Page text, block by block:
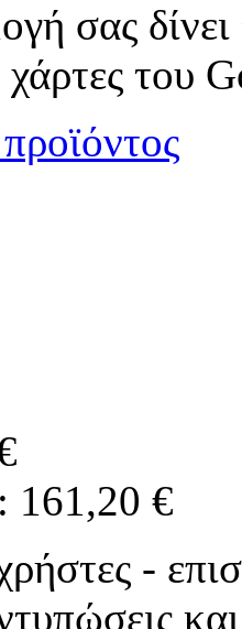
σας
του
161,20 €
-